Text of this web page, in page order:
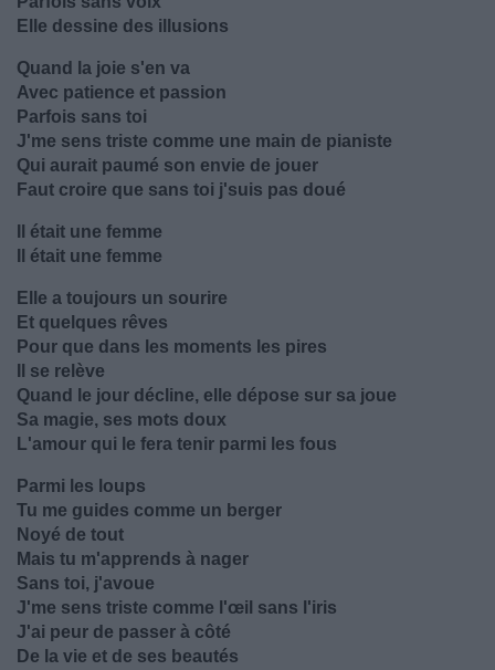
Elle dessine des illusions
Quand la joie s'en va
Avec patience et passion
Parfois sans toi
J'me sens triste comme une main de pianiste
Qui aurait paumé son envie de jouer
Faut croire que sans toi j'suis pas doué
Il était une femme
Il était une femme
Elle a toujours un sourire
Et quelques rêves
Pour que dans les moments les pires
Il se relève
Quand le jour décline, elle dépose sur sa joue
Sa magie, ses mots doux
L'amour qui le fera tenir parmi les fous
Parmi les loups
Tu me guides comme un berger
Noyé de tout
Mais tu m'apprends à nager
Sans toi, j'avoue
J'me sens triste comme l'œil sans l'iris
J'ai peur de passer à côté
De la vie et de ses beautés